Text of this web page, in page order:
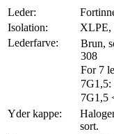
Leder:
Isolation:
XLPE,
Lederfarve:
Brun,
308
For 7
7G1,5:
7G1,5
Yder kappe:
sort.